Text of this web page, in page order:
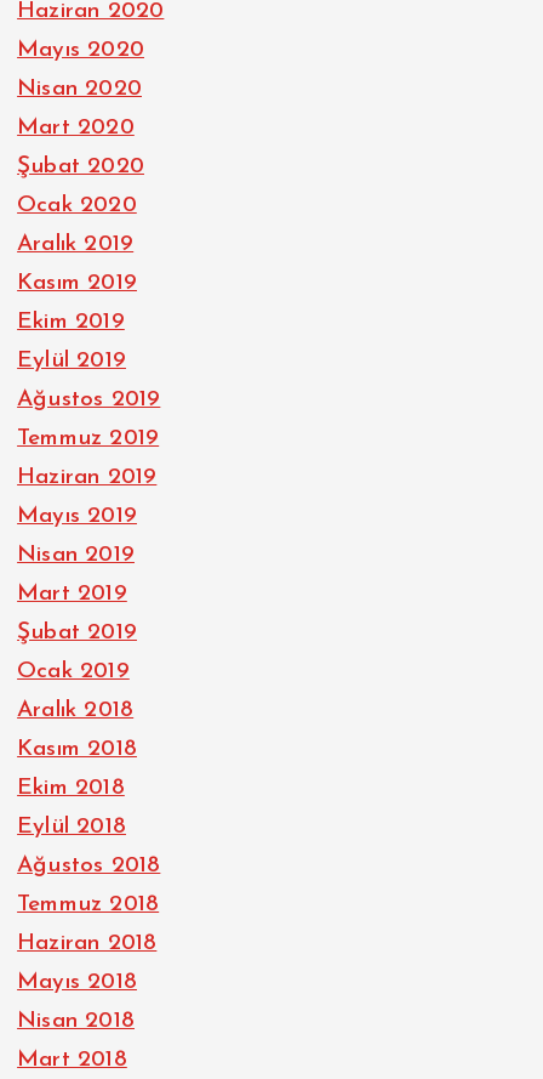
Haziran 2020
Mayıs 2020
Nisan 2020
Mart 2020
Şubat 2020
Ocak 2020
Aralık 2019
Kasım 2019
Ekim 2019
Eylül 2019
Ağustos 2019
Temmuz 2019
Haziran 2019
Mayıs 2019
Nisan 2019
Mart 2019
Şubat 2019
Ocak 2019
Aralık 2018
Kasım 2018
Ekim 2018
Eylül 2018
Ağustos 2018
Temmuz 2018
Haziran 2018
Mayıs 2018
Nisan 2018
Mart 2018